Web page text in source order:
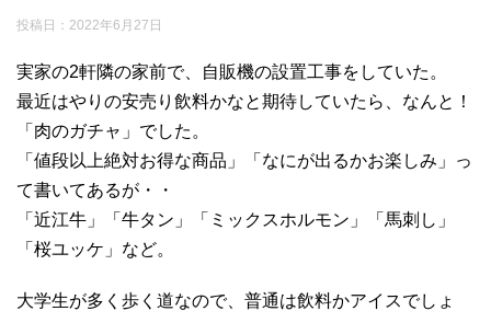
投稿日： 2022年6月27日
実家の2軒隣の家前で、自販機の設置工事をしていた。
最近はやりの安売り飲料かなと期待していたら、なんと！
「肉のガチャ」でした。
「値段以上絶対お得な商品」「なにが出るかお楽しみ」っ
て書いてあるが・・
「近江牛」「牛タン」「ミックスホルモン」「馬刺し」
「桜ユッケ」など。
大学生が多く歩く道なので、普通は飲料かアイスでしょ